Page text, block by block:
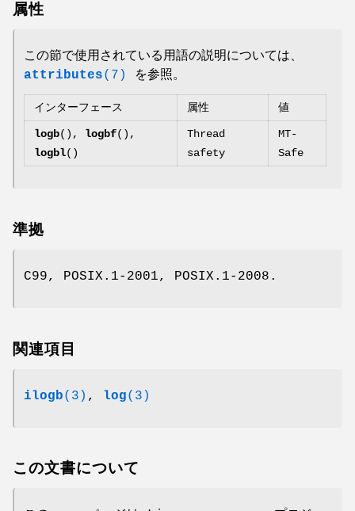
属性
この節で使用されている用語の説明については、
attributes(7) を参照。
インターフェース 属性 値
logb(), logbf(),
logbl()
Thread
safety
MT-
Safe
準拠
C99, POSIX.1-2001, POSIX.1-2008.
関連項目
ilogb(3) , log(3)
この文書について